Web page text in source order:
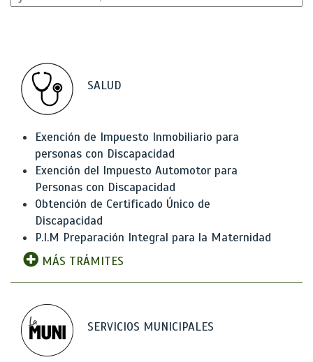
SALUD
Exención de Impuesto Inmobiliario para
personas con Discapacidad
Exención del Impuesto Automotor para
Personas con Discapacidad
Obtención de Certificado Único de
Discapacidad
P.I.M Preparación Integral para la Maternidad
MÁS TRÁMITES
SERVICIOS MUNICIPALES